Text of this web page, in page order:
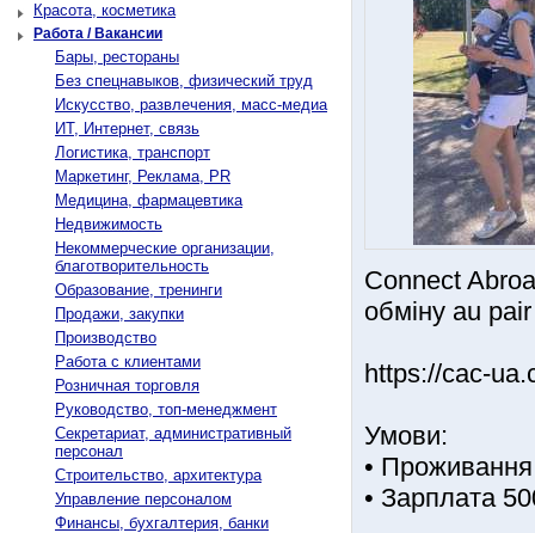
Красота, косметика
Работа / Вакансии
Бары, рестораны
Без спецнавыков, физический труд
Искусство, развлечения, масс-медиа
ИТ, Интернет, связь
Логистика, транспорт
Маркетинг, Реклама, PR
Медицина, фармацевтика
Недвижимость
Некоммерческие организации,
благотворительность
Образование, тренинги
Продажи, закупки
Производство
Работа с клиентами
Розничная торговля
Руководство, топ-менеджмент
Секретариат, административный
персонал
Строительство, архитектура
Управление персоналом
Финансы, бухгалтерия, банки
Connect
обміну au
https://cac-
Умови:
•
• Зарплата